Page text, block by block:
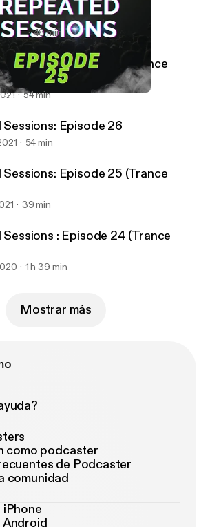
Sessions: Episode 25 (Trance Bangers)
2024 48 min
Sessions: Episode 27 (Trance
54 min
Sessions: Episode 26
54 min
Sessions: Episode 25 (Trance
39 min
Sessions : Episode 24 (Trance
1 h 39 min
Mostrar más
como podcaster
de Podcaster
comunidad
iPhone
Android